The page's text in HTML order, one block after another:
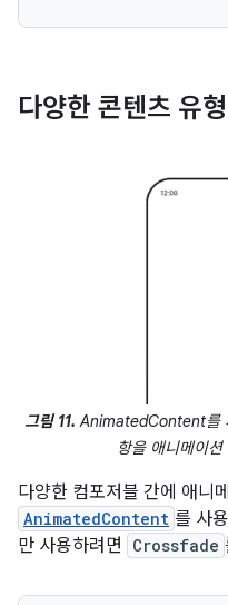
다양한 콘텐츠 유
그림 11. AnimatedContent를
항을 애니메이
다양한 컴포저블 간에 애니
AnimatedContent 를 사
만 사용하려면
Crossfade